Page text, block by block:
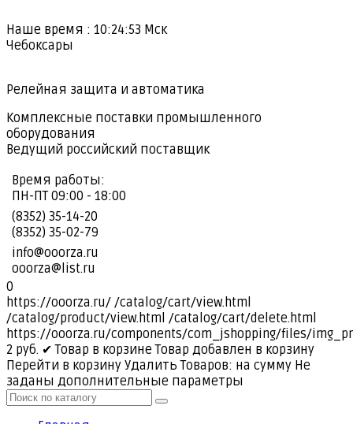
Наше время : 10:24:54 Мск
Чебоксары
Релейная защита и автоматика
Комплексные поставки промышленного
оборудования
Ведущий российский поставщик
Время работы:
ПН-ПТ 09:00 - 18:00
(8352) 35-14-20
(8352) 35-02-79
info@ooorza.ru
ooorza@list.ru
0
https://ooorza.ru/ /catalog/cart/view.html
/catalog/product/view.html /catalog/cart/delete.html
https://ooorza.ru/components/com_jshopping/files/
2 руб. ✔ Товар в корзине Товар добавлен в корзину
Перейти в корзину Удалить Товаров: на сумму Не
заданы дополнительные параметры